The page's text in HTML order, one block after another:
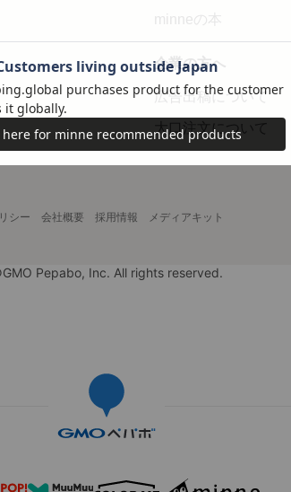
minneの本
企業の方へ
広告出稿について
大口注文について
シー 会社概要 採用情報 メディアキット
Pepabo, Inc. All rights reserved.